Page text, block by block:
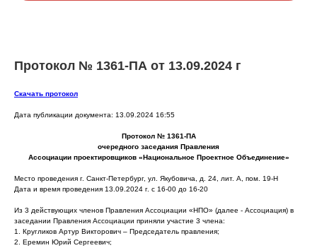
Протокол № 1361-ПА от 13.09.2024 г
Скачать протокол
Дата публикации документа: 13.09.2024 16:55
Протокол № 1361-ПА
очередного заседания Правления
Ассоциации проектировщиков «Национальное Проектное Объединение»
Место проведения г. Санкт-Петербург, ул. Якубовича, д. 24, лит. А, пом. 19-Н
Дата и время проведения 13.09.2024 г. с 16-00 до 16-20
Из 3 действующих членов Правления Ассоциации «НПО» (далее - Ассоциация) в
заседании Правления Ассоциации приняли участие 3 члена:
1. Кругликов Артур Викторович – Председатель правления;
2. Еремин Юрий Сергеевич;